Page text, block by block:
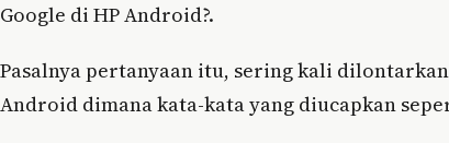
Google di HP Android?.
Pasalnya pertanyaan itu, sering kali
Android dimana kata-kata yang diucapkan